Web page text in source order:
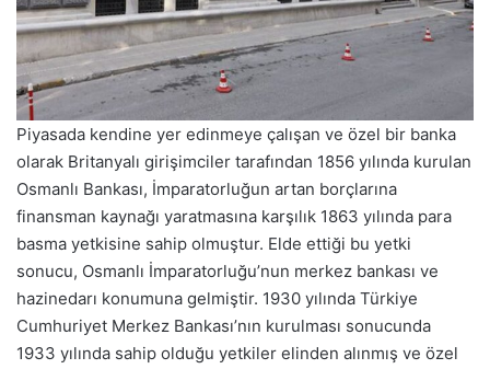
Piyasada kendine yer edinmeye çalışan ve özel bir banka
olarak Britanyalı girişimciler tarafından 1856 yılında kurulan
Osmanlı Bankası, İmparatorluğun artan borçlarına
finansman kaynağı yaratmasına karşılık 1863 yılında para
basma yetkisine sahip olmuştur. Elde ettiği bu yetki
sonucu, Osmanlı İmparatorluğu’nun merkez bankası ve
hazinedarı konumuna gelmiştir. 1930 yılında Türkiye
Cumhuriyet Merkez Bankası’nın kurulması sonucunda
1933 yılında sahip olduğu yetkiler elinden alınmış ve özel